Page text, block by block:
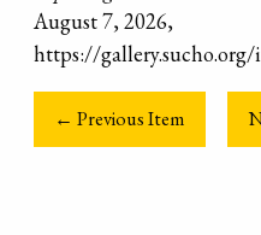
August 7, 2026,
https://
← Previous Item